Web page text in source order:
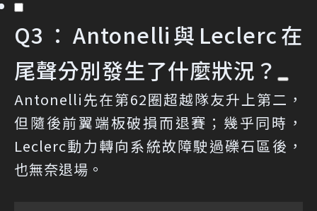
Q3：Antonelli與Leclerc在
尾聲分別發生了什麼狀況？
Antonelli先在第62圈超越隊友升上第二，
但隨後前翼端板破損而退賽；幾乎同時，
Leclerc動力轉向系統故障駛過礫石區後，
也無奈退場。